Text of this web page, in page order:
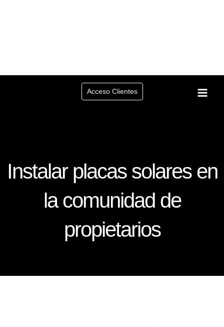
Acceso Clientes
Instalar placas solares en
la comunidad de
propietarios